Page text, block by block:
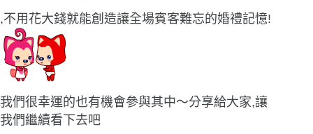
,不用花大錢就能創造讓全場賓客難忘的婚禮記憶!
我們很幸運的也有機會參與其中〜分享給大家,讓
我們繼續看下去吧